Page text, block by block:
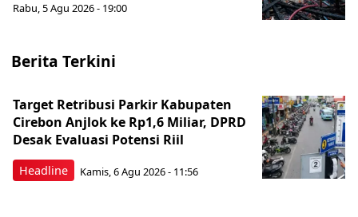
Rabu, 5 Agu 2026 - 19:00
Berita Terkini
Headline
Target Retribusi Parkir Kabupaten
Cirebon Anjlok ke Rp1,6 Miliar, DPRD
Desak Evaluasi Potensi Riil
Kamis, 6 Agu 2026 - 11:56